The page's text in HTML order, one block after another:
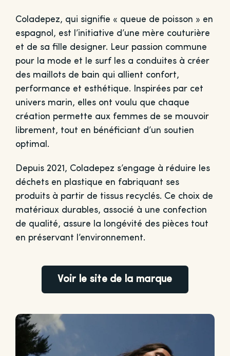
Coladepez, qui signifie « queue de poisson » en
espagnol, est l’initiative d’une mère couturière
et de sa fille designer. Leur passion commune
pour la mode et le surf les a conduites à créer
des maillots de bain qui allient confort,
performance et esthétique. Inspirées par cet
univers marin, elles ont voulu que chaque
création permette aux femmes de se mouvoir
librement, tout en bénéficiant d’un soutien
optimal.
Depuis 2021, Coladepez s’engage à réduire les
déchets en plastique en fabriquant ses
produits à partir de tissus recyclés. Ce choix de
matériaux durables, associé à une confection
de qualité, assure la longévité des pièces tout
en préservant l’environnement.
Voir le site de la marque